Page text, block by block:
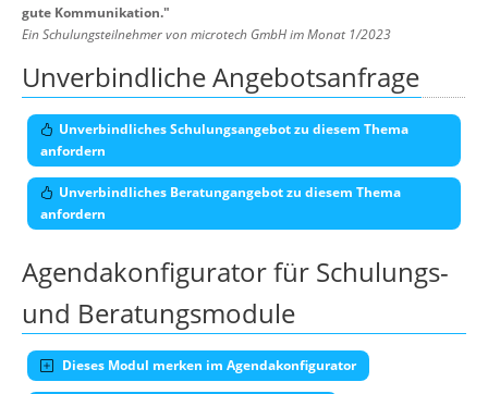
gute Kommunikation."
Ein Schulungsteilnehmer von microtech GmbH im Monat 1/2023
Unverbindliche Angebotsanfrage
Unverbindliches Schulungsangebot zu diesem Thema
anfordern
Unverbindliches Beratungangebot zu diesem Thema
anfordern
Agendakonfigurator für Schulungs-
und Beratungsmodule
Dieses Modul merken im Agendakonfigurator